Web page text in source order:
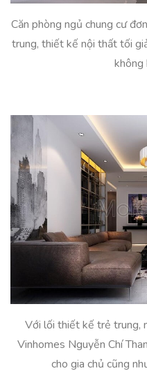
Căn phòng ngủ chung cư
trung, thiết kế nội thất tối
không
Với lối thiết kế trẻ trung,
Vinhomes Nguyễn Chí
cho gia chủ cũng